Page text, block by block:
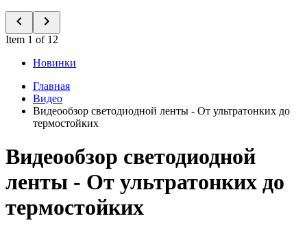
Item 1 of 12
Новинки
Главная
Видео
Видеообзор светодиодной ленты - От ультратонких до
термостойких
Видеообзор светодиодной
ленты - От ультратонких до
термостойких